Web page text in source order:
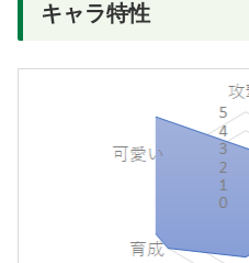
キャラ特性